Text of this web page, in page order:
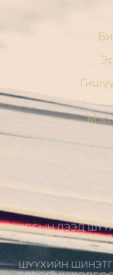
МЭНДЧИЛГЭЭ
ШҮҮГЧДИЙН
СОЛИЛЦОВ
УЛСЫН ДЭЭД
Ц.ЦОГТ
ШҮҮХИЙН